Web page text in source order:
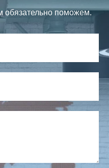
обязательно поможем.